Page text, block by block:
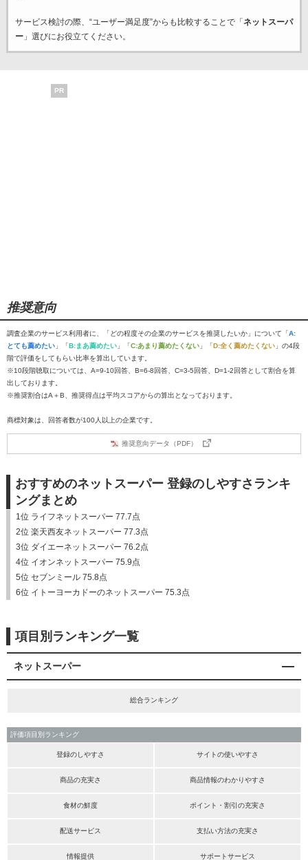
サービス検討の際、“ユーザー満足度”からも比較することで「 ネットスーパ
ー」選びにお役立てください。
PR
推奨意向
調査企業のサービス利用者に、「どの程度その企業のサービスを推奨したいか」について「A:
とても薦めたい 」「B:まあ薦めたい 」「C:あまり薦めたくない 」「D:全く薦めたくない 」の4段
階で評価をしてもらい比率を算出しています。
※10段階聴取については、A=9-10回答、B=6-8回答、C=3-5回答、D=1-2回答として割合を算
出しております。
※推奨割合はA＋B、推奨得点は平均スコアからの算出となっております。
商標対象は、回答者数が100人以上の企業です。
推奨意向データ（PDF）
おすすめのネットスーパー 登録のしやすさランキ
ングまとめ
1位 ライフネットスーパー 77.7点
2位 楽天西友ネットスーパー 77.3点
3位 ダイエーネットスーパー 76.2点
4位 イオンネットスーパー 75.9点
5位 セブンミール 75.8点
6位 イトーヨーカドーのネットスーパー 75.3点
項目別ランキング一覧
ネットスーパー
総合ランキング
評価項目別ランキング
登録のしやすさ サイトの使いやすさ
商品の充実さ 商品情報のわかりやすさ
食材の鮮度 ポイント・割引の充実さ
配送サービス 支払い方法の充実さ
情報提供 サポートサービス